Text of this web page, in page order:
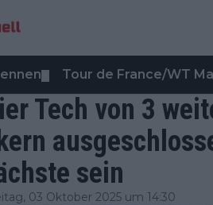
Tour de France/WT
Tech von 3
sein
03 Oktober 2025 um 14:30